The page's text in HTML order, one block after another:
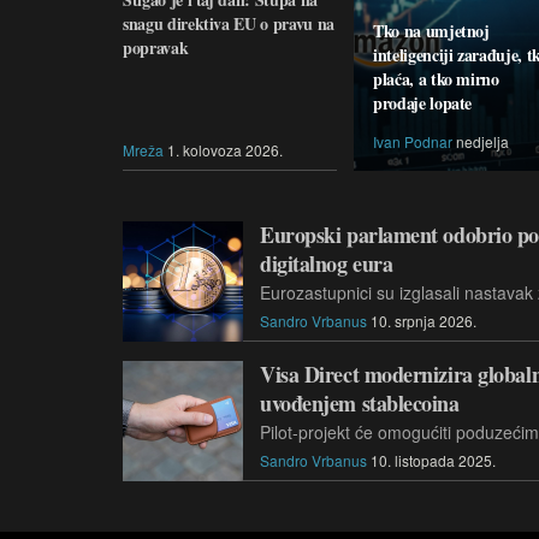
snagu direktiva EU o pravu na
popravak
Mreža 1. kolovoza 2026.
Tko na umjetnoj
inteligenciji zarađuje,
plaća, a tko mirno
prodaje lopate
Ivan Podnarnedjelja
Europski parlament odobrio
digitalnog eura
Sandro Vrbanus 10. srpnja 2026.
Visa Direct modernizira
uvođenjem stablecoina
Sandro Vrbanus 10. listopada 2025.